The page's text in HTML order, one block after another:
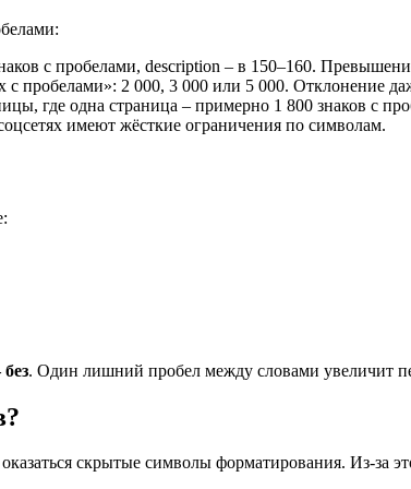
с пробелами, description – в 150–160.
с пробелами»: 2 000, 3 000 или 5 000. Отклонение
где одна страница – примерно 1 800 знаков с
имеют жёсткие ограничения по символам.
без. Один лишний пробел между словами увеличит
скрытые символы форматирования. Из-за